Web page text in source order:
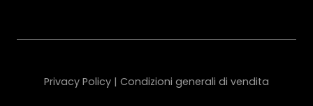
Privacy Policy | Condizioni generali di vendita